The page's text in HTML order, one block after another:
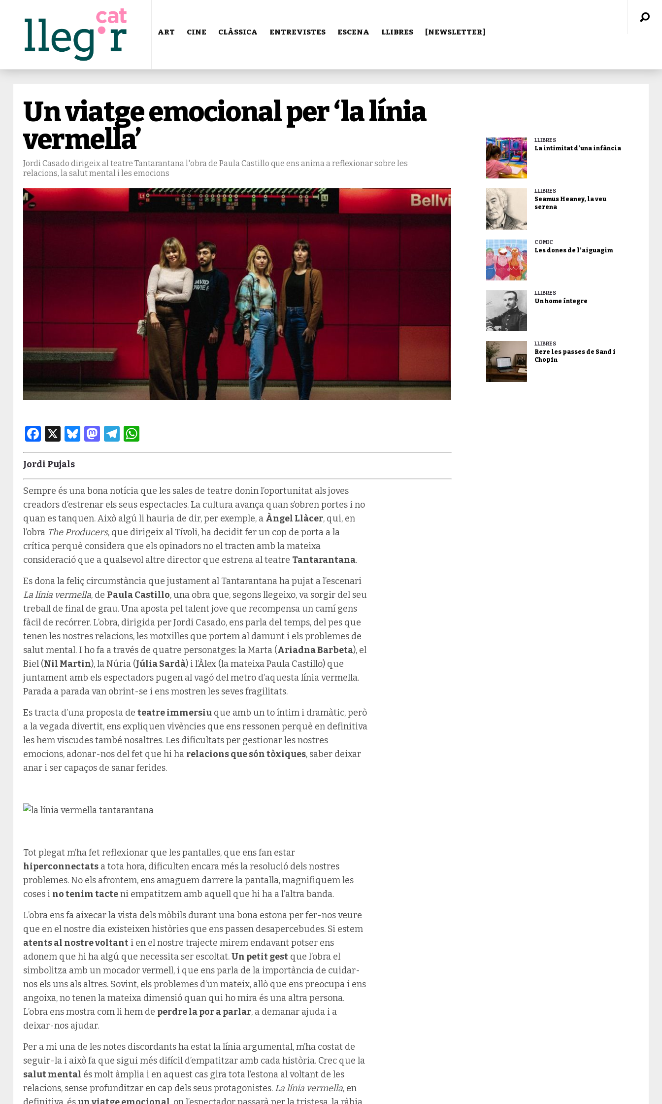
ART CINE CLÀSSICA ENTREVISTES ESCENA LLIBRES [NEWSLETTER]
Un viatge emocional per ‘la línia
vermella’
Jordi Casado dirigeix al teatre Tantarantana l'obra de Paula Castillo que ens anima a reflexionar sobre les
relacions, la salut mental i les emocions
Facebook
X Bluesky
Mastodon
Telegram
Jordi Pujals
Sempre és una bona notícia que les sales de teatre donin l’oportunitat als joves
creadors d’estrenar els seus espectacles. La cultura avança quan s’obren portes i no
quan es tanquen. Això algú li hauria de dir, per exemple, a Àngel Llàcer, qui, en
l’obra The Producers, que dirigeix al Tívoli, ha decidit fer un cop de porta a la
crítica perquè considera que els opinadors no el tracten amb la mateixa
consideració que a qualsevol altre director que estrena al teatre Tantarantana.
Es dona la feliç circumstància que justament al Tantarantana ha pujat a l’escenari
La línia vermella, de Paula Castillo, una obra que, segons llegeixo, va sorgir del seu
treball de final de grau. Una aposta pel talent jove que recompensa un camí gens
fàcil de recórrer. L’obra, dirigida per Jordi Casado, ens parla del temps, del pes que
tenen les nostres relacions, les motxilles que portem al damunt i els problemes de
salut mental. I ho fa a través de quatre personatges: la Marta (Ariadna Barbeta), el
Biel (Nil Martin), la Núria (Júlia Sardà) i l’Àlex (la mateixa Paula Castillo) que
juntament amb els espectadors pugen al vagó del metro d’aquesta línia vermella.
Parada a parada van obrint-se i ens mostren les seves fragilitats.
Es tracta d’una proposta de teatre immersiu que amb un to íntim i dramàtic, però
a la vegada divertit, ens expliquen vivències que ens ressonen perquè en definitiva
les hem viscudes també nosaltres. Les dificultats per gestionar les nostres
emocions, adonar-nos del fet que hi ha relacions que són tòxiques, saber deixar
anar i ser capaços de sanar ferides.
Tot plegat m’ha fet reflexionar que les pantalles, que ens fan estar
hiperconnectats a tota hora, dificulten encara més la resolució dels nostres
problemes. No els afrontem, ens amaguem darrere la pantalla, magnifiquem les
coses i no tenim tacteni empatitzem amb aquell que hi ha a l’altra banda.
L’obra ens fa aixecar la vista dels mòbils durant una bona estona per fer-nos veure
que en el nostre dia existeixen històries que ens passen desapercebudes. Si estem
atents al nostre voltant i en el nostre trajecte mirem endavant potser ens
adonem que hi ha algú que necessita ser escoltat.Un petit gest que l’obra el
simbolitza amb un mocador vermell, i que ens parla de la importància de cuidar-
nos els uns als altres. Sovint, els problemes d’un mateix, allò que ens preocupa i ens
angoixa, no tenen la mateixa dimensió quan qui ho mira és una altra persona.
L’obra ens mostra com li hem de perdre la por a parlar, a demanar ajuda i a
deixar-nos ajudar.
Per a mi una de les notes discordants ha estat la línia argumental, m’ha costat de
seguir-la i això fa que sigui més difícil d’empatitzar amb cada història. Crec que la
salut mental és molt àmplia i en aquest cas gira tota l’estona al voltant de les
relacions, sense profunditzar en cap dels seus protagonistes. La línia vermella, en
LLIBRES
La intimitat d’una infància
LLIBRES
Seamus Heaney, la veu
serena
CÒMIC
Les dones de l’aiguagim
LLIBRES
Un home íntegre
LLIBRES
Rere les passes de Sand i
Chopin